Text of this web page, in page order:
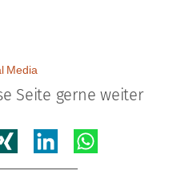
Seite gerne weiter
Media
x auf xing
Teilen auf linkedin
Teilen auf